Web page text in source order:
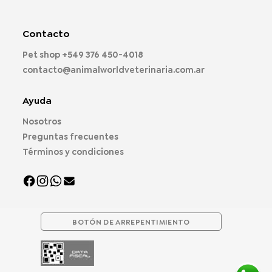
elegir
en
Contacto
Pet shop +549 376 450-4018
contacto@animalworldveterinaria.com.ar
Ayuda
Nosotros
Preguntas frecuentes
Términos y condiciones
BOTÓN DE ARREPENTIMIENTO